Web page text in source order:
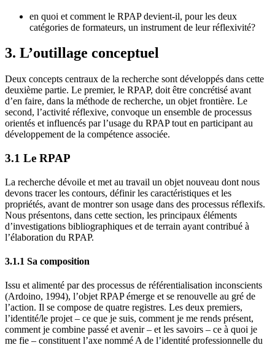
en quoi et comment le RPAP devient-il, pour les deux
catégories de formateurs, un instrument de leur réflexivité?
3. L’outillage conceptuel
Deux concepts centraux de la recherche sont développés dans cette
deuxième partie. Le premier, le RPAP, doit être concrétisé avant
d’en faire, dans la méthode de recherche, un objet frontière. Le
second, l’activité réflexive, convoque un ensemble de processus
orientés et influencés par l’usage du RPAP tout en participant au
développement de la compétence associée.
3.1 Le RPAP
La recherche dévoile et met au travail un objet nouveau dont nous
devons tracer les contours, définir les caractéristiques et les
propriétés, avant de montrer son usage dans des processus réflexifs.
Nous présentons, dans cette section, les principaux éléments
d’investigations bibliographiques et de terrain ayant contribué à
l’élaboration du RPAP.
3.1.1 Sa composition
Issu et alimenté par des processus de référentialisation inconscients
(Ardoino, 1994), l’objet RPAP émerge et se renouvelle au gré de
l’action. Il se compose de quatre registres. Les deux premiers,
l’identité/le projet – ce que je suis, comment je me rends présent,
comment je combine passé et avenir – et les savoirs – ce à quoi je
me fie – constituent l’axe nommé A de l’identité professionnelle du